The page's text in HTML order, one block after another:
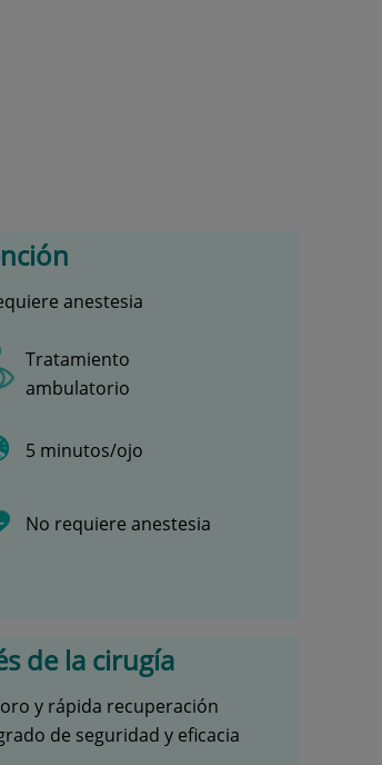
anestesia
Tratamiento
ambulatorio
5 minutos/ojo
No requiere anestesia
de la cirugía
y rápida recuperación
de seguridad y eficacia